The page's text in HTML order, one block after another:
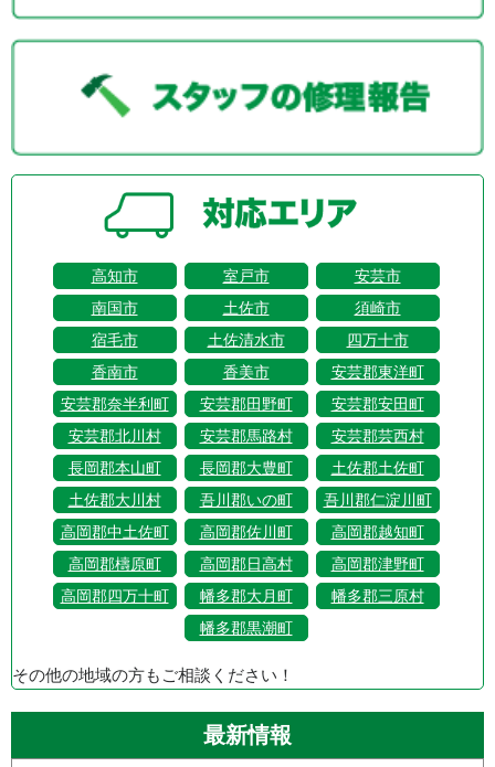
高知市 室戸市
安芸市
南国市
土佐市
須崎市
宿毛市
土佐清水市
四万十市
香南市
香美市
安芸郡東洋町
安芸郡奈半利町
安芸郡田野町
安芸郡安田町
安芸郡北川村
安芸郡馬路村
安芸郡芸西村
長岡郡本山町
長岡郡大豊町
土佐郡土佐町
土佐郡大川村
吾川郡いの町
吾川郡仁淀川町
高岡郡中土佐町
高岡郡佐川町
高岡郡越知町
高岡郡檮原町
高岡郡日高村
高岡郡津野町
高岡郡四万十町
幡多郡大月町
幡多郡三原村
幡多郡黒潮町
その他の地域の方もご相談ください！
最新情報